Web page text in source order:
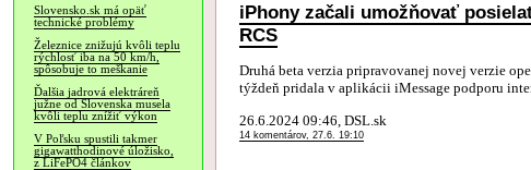
Slovensko.sk má opäť
technické problémy
Železnice znižujú kvôli teplu
rýchlosť iba na 50 km/h,
spôsobuje to meškanie
Ďalšia jadrová elektráreň
južne od Slovenska musela
kvôli teplu znížiť výkon
V Poľsku spustili takmer
gigawatthodinové úložisko,
z LiFePO4 článkov
iPhony začali umožňovať
RCS
Druhá beta verzia pripravovanej novej verzie
týždeň pridala v aplikácii iMessage podporu
26.6.2024 09:46, DSL.sk
14 komentárov, 27.6. 19:10